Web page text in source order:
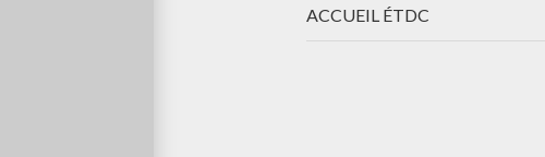
ACCUEIL ÉTDC